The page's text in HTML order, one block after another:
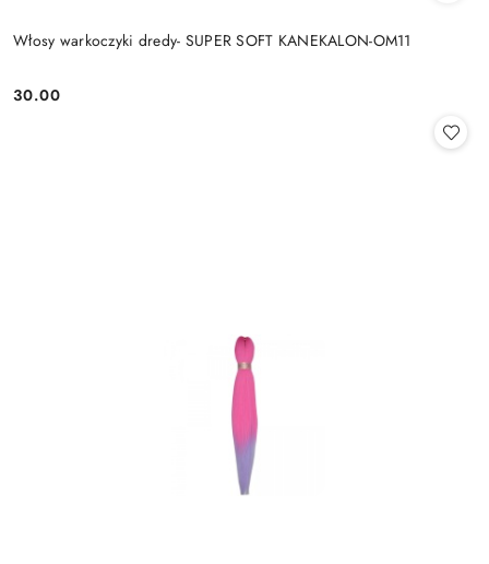
Włosy warkoczyki dredy- SUPER SOFT KANEKALON-OM11
Cena:
30.00